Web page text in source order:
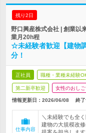
残り2日
野口興産株式会社 | 創業以
業月20h程
☆未経験者歓迎【建物
分！
正社員 職種・業種未経験
第二新卒歓迎 女性のおし
情報更新日：2026/06/08 終了
仕事内容
＼未経験でも全
建物の大規模改